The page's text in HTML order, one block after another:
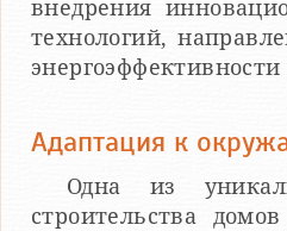
внедрения
технологий,
Адаптация к
Одна из
строительства